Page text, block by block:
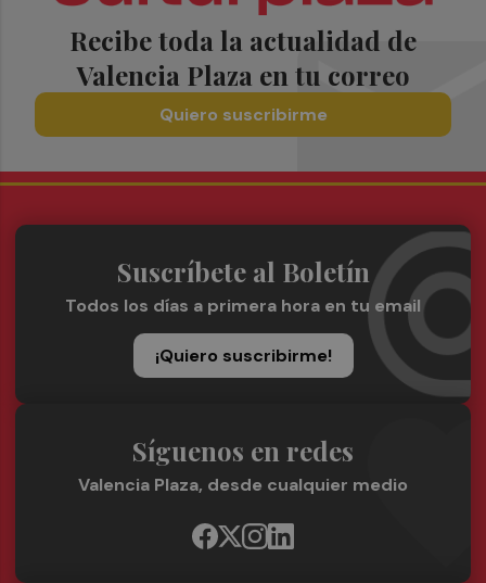
Recibe toda la actualidad de
Valencia Plaza en tu correo
Quiero suscribirme
Suscríbete al Boletín
Todos los días a primera hora en tu email
¡Quiero suscribirme!
Síguenos en redes
Valencia Plaza, desde cualquier medio